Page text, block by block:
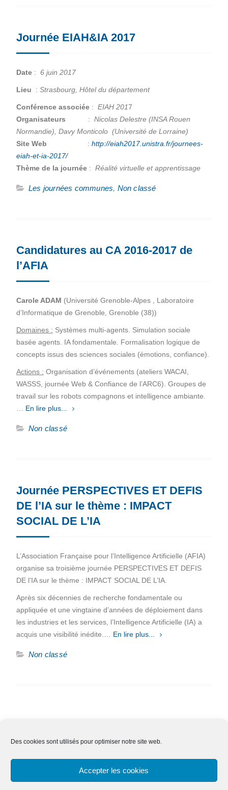
Des cookies sont utilisés pour optimiser notre site web.
Accepter les cookies
Journée EIAH&IA 2017
Date: 6 juin 2017
Lieu : Strasbourg, Hôtel du département
Conférence associée: EIAH 2017
Organisateurs : Nicolas Delestre (INSA Rouen
Normandie), Davy Monticolo (Université de Lorraine)
Site Web : http://eiah2017.unistra.fr/journees-
eiah-et-ia-2017/
Thème de la journée: Réalité virtuelle et apprentissage
Les journées communes, Non classé
Candidatures au CA 2016-2017 de
l’AFIA
Carole ADAM (Université Grenoble-Alpes , Laboratoire
d’Informatique de Grenoble, Grenoble (38))
Domaines : Systèmes multi-agents. Simulation sociale
basée agents. IA fondamentale. Formalisation logique de
concepts issus des sciences sociales (émotions, confiance).
Actions : Organisation d’événements (ateliers WACAI,
WASSS, journée Web & Confiance de l’ARC6). Groupes de
travail sur les robots compagnons et intelligence ambiante.
En lire plus...
Non classé
Journée PERSPECTIVES ET DEFIS
DE l’IA sur le thème : IMPACT
SOCIAL DE L’IA
L’Association Française pour l’Intelligence Artificielle (AFIA)
organise sa troisième journée PERSPECTIVES ET DEFIS
DE l’IA sur le thème : IMPACT SOCIAL DE L’IA.
Après six décennies de recherche fondamentale ou
appliquée et une vingtaine d’années de déploiement dans
les industries et les services, l’Intelligence Artificielle (IA) a
acquis une visibilité inédite.… En lire plus...
Non classé
Nous contacter Adhésion Mentions légales
Effacer ses données